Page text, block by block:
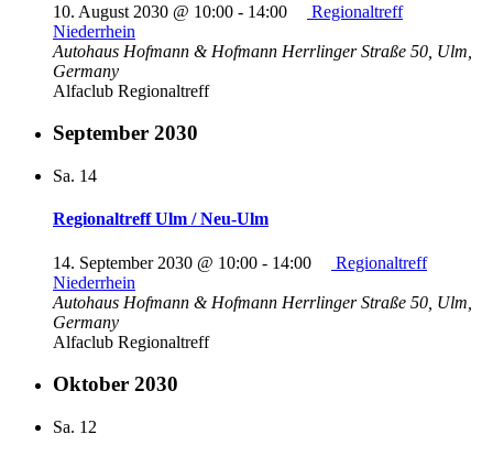
10. August 2030 @ 10:00 - 14:00
Regionaltreff
Niederrhein
Autohaus Hofmann & Hofmann Herrlinger Straße 50, Ulm,
Germany
Alfaclub Regionaltreff
September 2030
Sa. 14
Regionaltreff Ulm / Neu-Ulm
14. September 2030 @ 10:00 - 14:00
Regionaltreff
Niederrhein
Autohaus Hofmann & Hofmann Herrlinger Straße 50, Ulm,
Germany
Alfaclub Regionaltreff
Oktober 2030
Sa. 12